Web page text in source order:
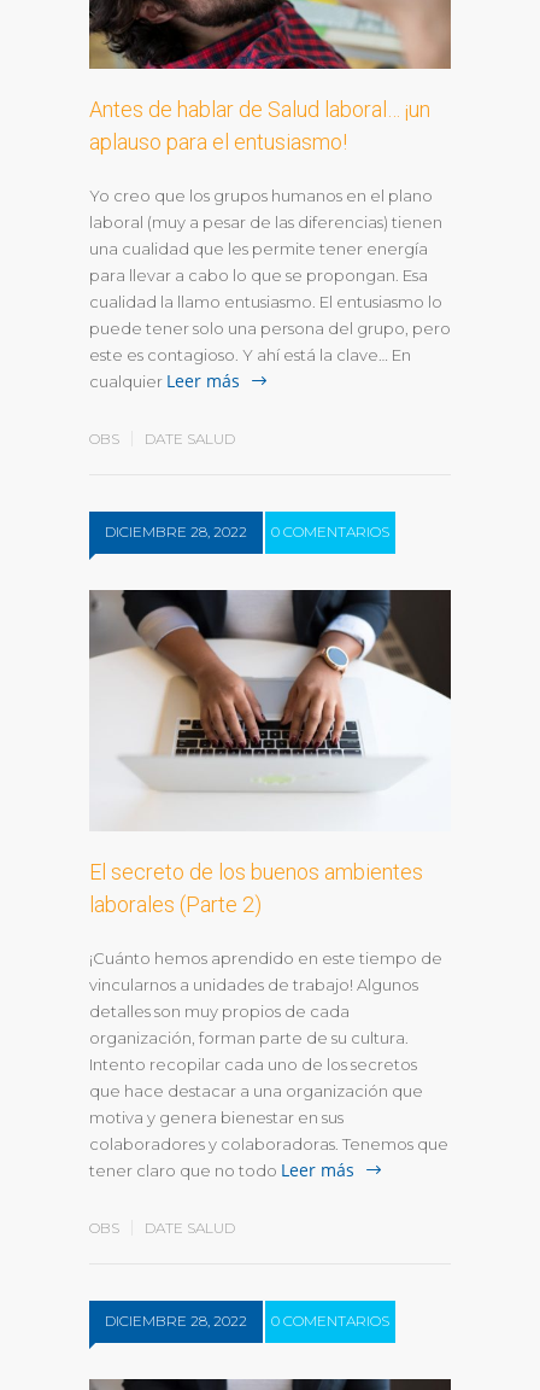
Antes de hablar de Salud laboral… ¡un
aplauso para el entusiasmo!
Yo creo que los grupos humanos en el plano
laboral (muy a pesar de las diferencias) tienen
una cualidad que les permite tener energía
para llevar a cabo lo que se propongan. Esa
cualidad la llamo entusiasmo. El entusiasmo lo
puede tener solo una persona del grupo, pero
este es contagioso. Y ahí está la clave… En
cualquier Leer más
OBS DATE SALUD
DICIEMBRE 28, 2022 0 COMENTARIOS
El secreto de los buenos ambientes
laborales (Parte 2)
¡Cuánto hemos aprendido en este tiempo de
vincularnos a unidades de trabajo! Algunos
detalles son muy propios de cada
organización, forman parte de su cultura.
Intento recopilar cada uno de los secretos
que hace destacar a una organización que
motiva y genera bienestar en sus
colaboradores y colaboradoras. Tenemos que
tener claro que no todo Leer más
OBS DATE SALUD
DICIEMBRE 28, 2022 0 COMENTARIOS